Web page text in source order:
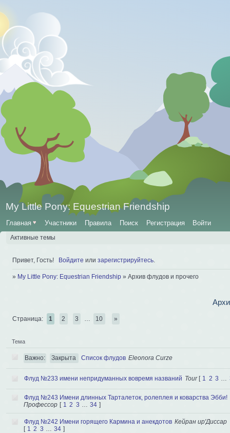
My Little Pony: Equestrian Friendship
Главная ♥ Участники Правила Поиск Регистрация Войти
Активные темы
Привет, Гость! Войдите или зарегистрируйтесь
» My Little Pony: Equestrian Friendship » Архив флудов и прочего
Страница: 1 2 3 10 »
Тема
Важно: Закрыта Список флудов Eleonora Curze
Флуд №233 имени непридуманных вовремя названий Tour [ 1 2 3
Флуд №243 Имени длинных Тарталеток, ролеплея и коварства Эбби!
Профессор [ 1 2 3 34 ]
Флуд №242 Имени горящего Кармина и анекдотов Кейран ир'Диссар
[ 1 2 3 34 ]